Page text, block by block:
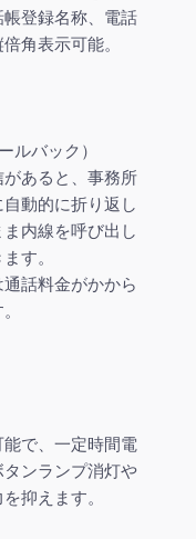
登録名称、電話
角表示可能。
ルバック）
あると、事務所
動的に折り返し
内線を呼び出し
す。
話料金がかから
で、一定時間電
ンランプ消灯や
抑えます。